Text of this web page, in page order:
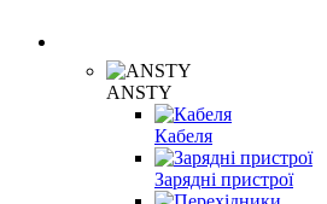
ANSTY
Кабеля
Зарядні пристрої